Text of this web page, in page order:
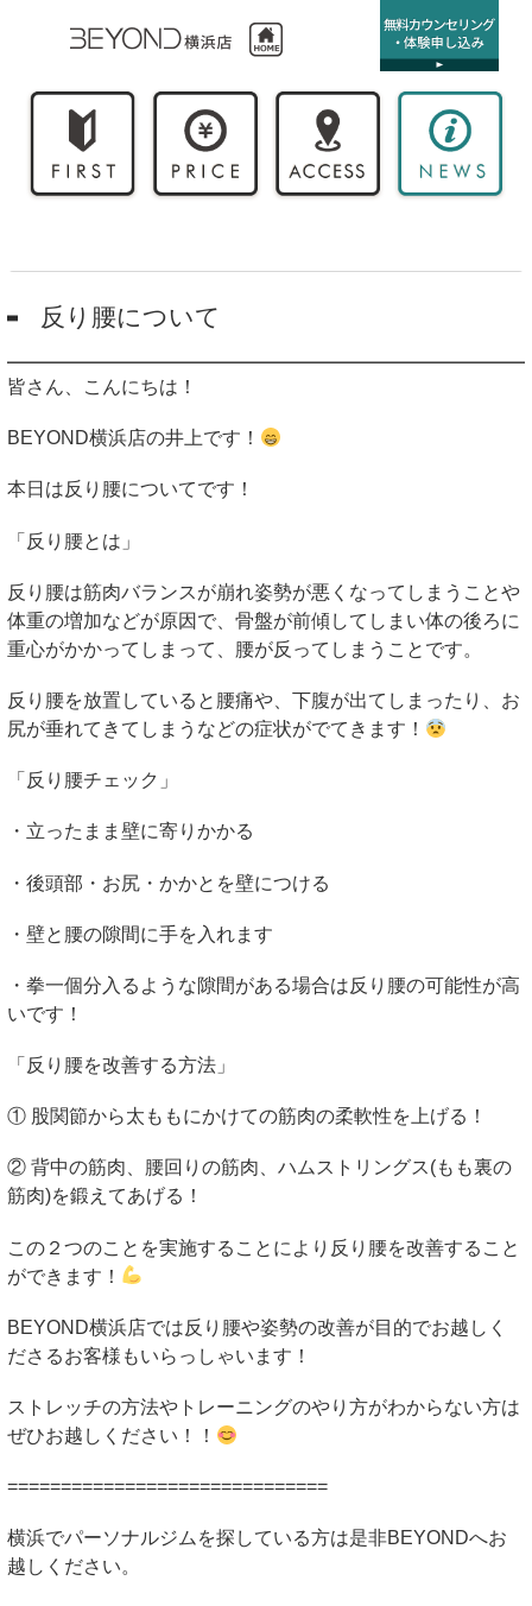
反り腰について
皆さん、こんにちは！
BEYOND横浜店の井上です！
本日は反り腰についてです！
「反り腰とは」
反り腰は筋肉バランスが崩れ姿勢が悪くなってしまうことや
体重の増加などが原因で、骨盤が前傾してしまい体の後ろに
重心がかかってしまって、腰が反ってしまうことです。
反り腰を放置していると腰痛や、下腹が出てしまったり、お
尻が垂れてきてしまうなどの症状がでてきます！
「反り腰チェック」
・立ったまま壁に寄りかかる
・後頭部・お尻・かかとを壁につける
・壁と腰の隙間に手を入れます
・拳一個分入るような隙間がある場合は反り腰の可能性が高
いです！
「反り腰を改善する方法」
① 股関節から太ももにかけての筋肉の柔軟性を上げる！
② 背中の筋肉、腰回りの筋肉、ハムストリングス(もも裏の
筋肉)を鍛えてあげる！
この２つのことを実施することにより反り腰を改善すること
ができます！
BEYOND横浜店では反り腰や姿勢の改善が目的でお越しく
ださるお客様もいらっしゃいます！
ストレッチの方法やトレーニングのやり方がわからない方は
ぜひお越しください！！
==============================
横浜でパーソナルジムを探している方は是非BEYONDへお
越しください。